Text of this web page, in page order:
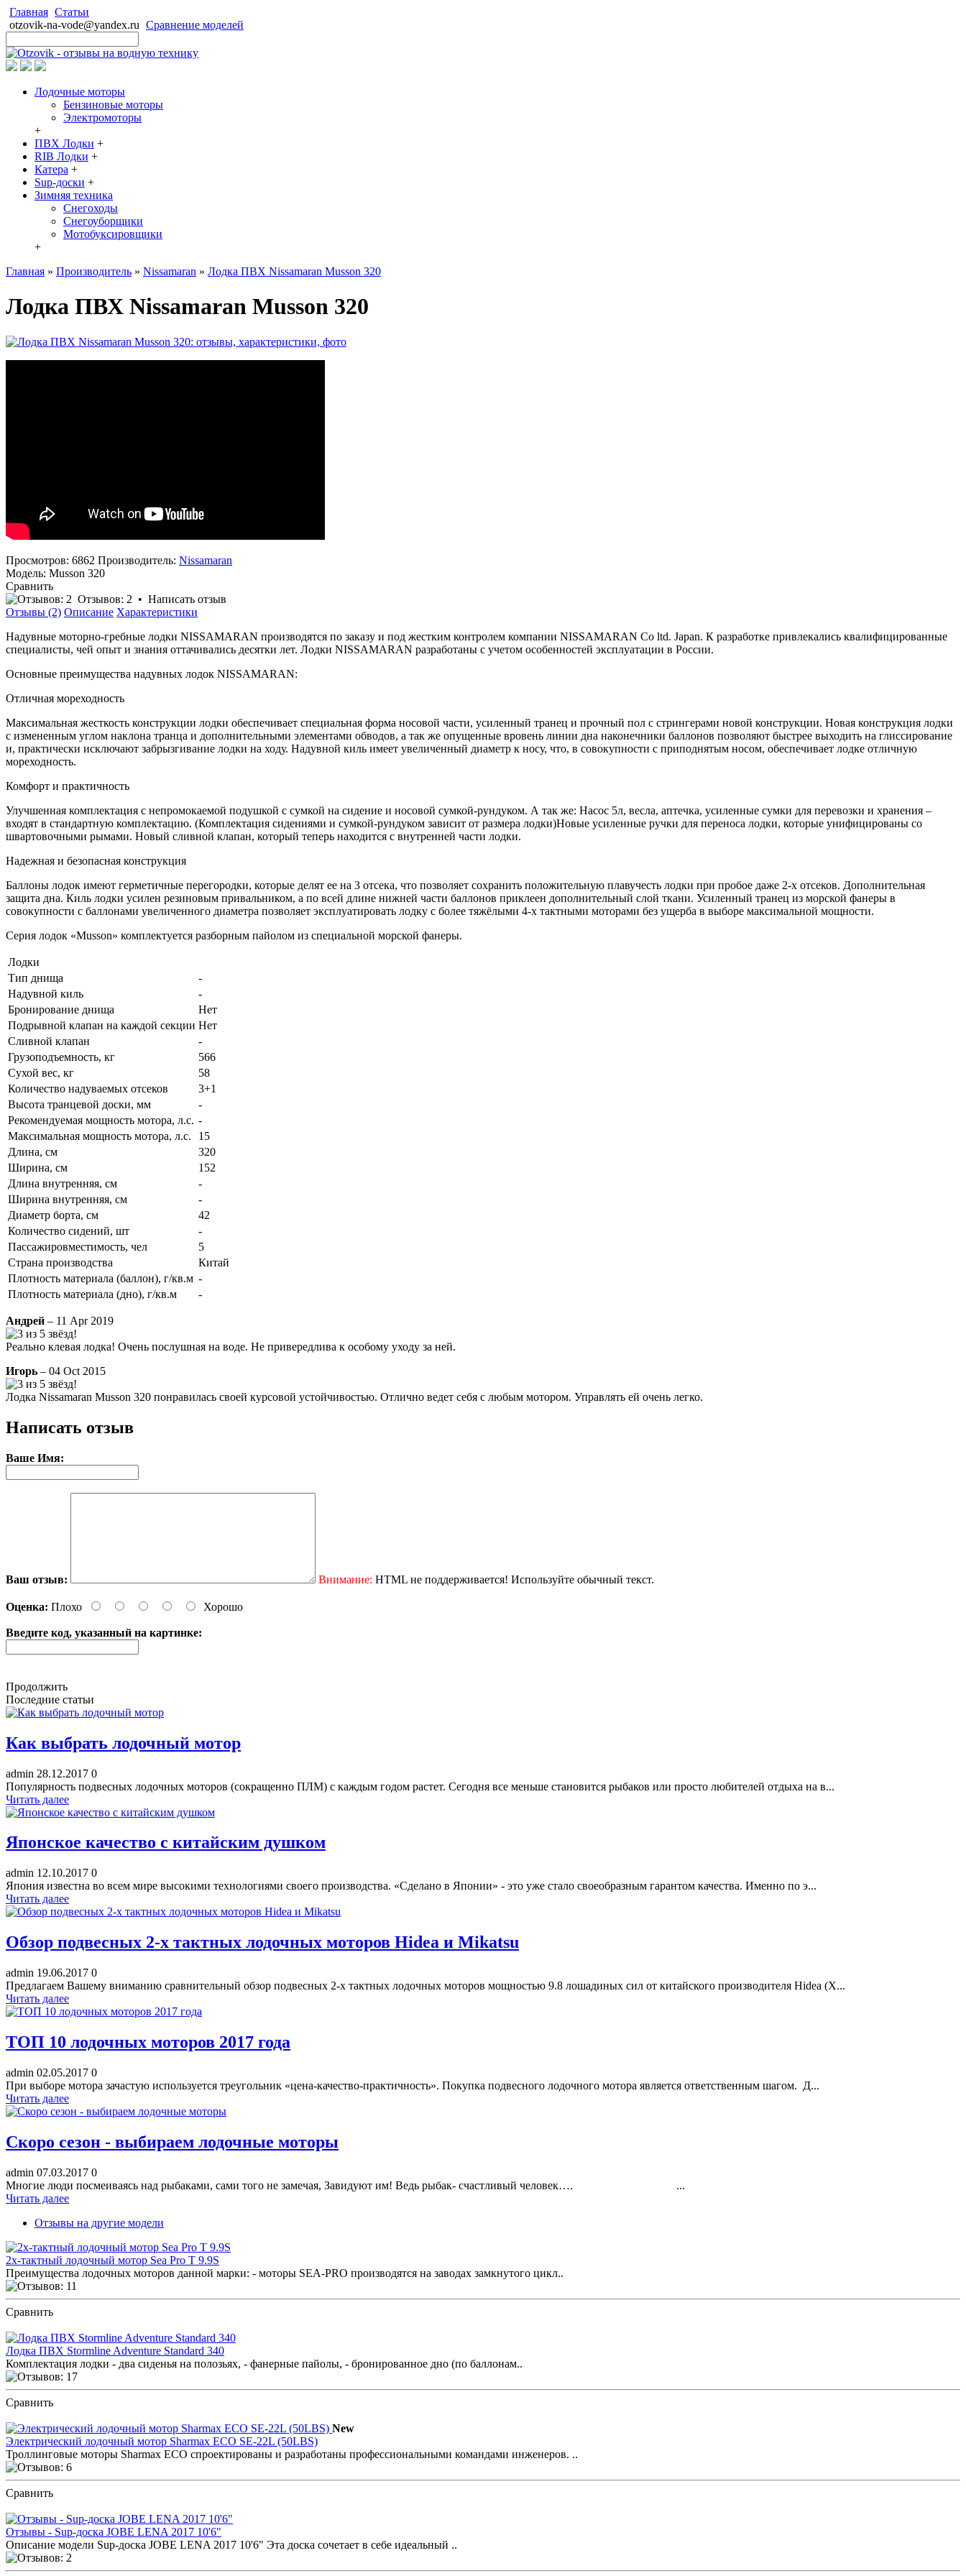
Главная Статьи
otzovik-na-vode@yandex.ru Сравнение моделей
Лодочные моторы
Бензиновые моторы
Электромоторы
+
ПВХ Лодки +
RIB Лодки +
Катера +
Sup-доски +
Зимняя техника
Снегоходы
Cнегоуборщики
Мотобуксировщики
+
Главная » Производитель » Nissamaran » Лодка ПВХ Nissamaran Musson 320
Лодка ПВХ Nissamaran Musson 320
Просмотров: 6862 Производитель: Nissamaran
Модель: Musson 320
Сравнить
Отзывов: 2 • Написать отзыв
Отзывы (2) Описание Характеристики
Надувные моторно-гребные лодки NISSAMARAN производятся по заказу и под жестким контролем компании NISSAMARAN Co ltd. Japan. К разработке привлекались квалифицированные
специалисты, чей опыт и знания оттачивались десятки лет. Лодки NISSAMARAN разработаны с учетом особенностей эксплуатации в России.
Основные преимущества надувных лодок NISSAMARAN:
Отличная мореходность
Максимальная жесткость конструкции лодки обеспечивает специальная форма носовой части, усиленный транец и прочный пол с стрингерами новой конструкции. Новая конструкция лодки
с измененным углом наклона транца и дополнительными элементами обводов, а так же опущенные вровень линии дна наконечники баллонов позволяют быстрее выходить на глиссирование
и, практически исключают забрызгивание лодки на ходу. Надувной киль имеет увеличенный диаметр к носу, что, в совокупности с приподнятым носом, обеспечивает лодке отличную
мореходность.
Комфорт и практичность
Улучшенная комплектация с непромокаемой подушкой с сумкой на сидение и носовой сумкой-рундуком. А так же: Насос 5л, весла, аптечка, усиленные сумки для перевозки и хранения –
входят в стандартную комплектацию. (Комплектация сидениями и сумкой-рундуком зависит от размера лодки)Новые усиленные ручки для переноса лодки, которые унифицированы со
швартовочными рымами. Новый сливной клапан, который теперь находится с внутренней части лодки.
Надежная и безопасная конструкция
Баллоны лодок имеют герметичные перегородки, которые делят ее на 3 отсека, что позволяет сохранить положительную плавучесть лодки при пробое даже 2-х отсеков. Дополнительная
защита дна. Киль лодки усилен резиновым привальником, а по всей длине нижней части баллонов приклеен дополнительный слой ткани. Усиленный транец из морской фанеры в
совокупности с баллонами увеличенного диаметра позволяет эксплуатировать лодку с более тяжёлыми 4-х тактными моторами без ущерба в выборе максимальной мощности.
Серия лодок «Musson» комплектуется разборным пайолом из специальной морской фанеры.
Лодки
Тип днища
-
Надувной киль
-
Бронирование днища
Нет
Подрывной клапан на каждой секции Нет
Сливной клапан
-
Грузоподъемность, кг
566
Сухой вес, кг
58
Количество надуваемых отсеков
3+1
Высота транцевой доски, мм
-
Рекомендуемая мощность мотора, л.с. -
Максимальная мощность мотора, л.с.
15
Длина, см
320
Ширина, см
152
Длина внутренняя, см
-
Ширина внутренняя, см
-
Диаметр борта, см
42
Количество сидений, шт
-
Пассажировместимость, чел
5
Страна производства
Китай
Плотность материала (баллон), г/кв.м -
Плотность материала (дно), г/кв.м
-
Андрей – 11 Apr 2019
Реально клевая лодка! Очень послушная на воде. Не привередлива к особому уходу за ней.
Игорь – 04 Oct 2015
Лодка Nissamaran Musson 320 понравилась своей курсовой устойчивостью. Отлично ведет себя с любым мотором. Управлять ей очень легко.
Написать отзыв
Ваше Имя:
Ваш отзыв: Внимание: HTML не поддерживается! Используйте обычный текст.
Оценка: Плохо Хорошо
Введите код, указанный на картинке:
Продолжить
Последние статьи
Как выбрать лодочный мотор
admin 28.12.2017 0
Популярность подвесных лодочных моторов (сокращенно ПЛМ) с каждым годом растет. Сегодня все меньше становится рыбаков или просто любителей отдыха на в...
Читать далее
Японское качество с китайским душком
admin 12.10.2017 0
Япония известна во всем мире высокими технологиями своего производства. «Сделано в Японии» - это уже стало своеобразным гарантом качества. Именно по э...
Читать далее
Обзор подвесных 2-х тактных лодочных моторов Hidea и Mikatsu
admin 19.06.2017 0
Предлагаем Вашему вниманию сравнительный обзор подвесных 2-х тактных лодочных моторов мощностью 9.8 лошадиных сил от китайского производителя Hidea (Х...
Читать далее
ТОП 10 лодочных моторов 2017 года
admin 02.05.2017 0
При выборе мотора зачастую используется треугольник «цена-качество-практичность». Покупка подвесного лодочного мотора является ответственным шагом. Д...
Читать далее
Скоро сезон - выбираем лодочные моторы
admin 07.03.2017 0
Многие люди посмеиваясь над рыбаками, сами того не замечая, Завидуют им! Ведь рыбак- счастливый человек…. ...
Читать далее
Отзывы на другие модели
2х-тактный лодочный мотор Sea Pro T 9.9S
Преимущества лодочных моторов данной марки: - моторы SEA-PRO производятся на заводах замкнутого цикл..
Сравнить
Лодка ПВХ Stormline Adventure Standard 340
Комплектация лодки - два сиденья на полозьях, - фанерные пайолы, - бронированное дно (по баллонам..
Сравнить
New
Электрический лодочный мотор Sharmax ECO SE-22L (50LBS)
Троллинговые моторы Sharmax ECO спроектированы и разработаны профессиональными командами инженеров. ..
Сравнить
Отзывы - Sup-доска JOBE LENA 2017 10'6"
Описание модели Sup-доска JOBE LENA 2017 10'6" Эта доска сочетает в себе идеальный ..